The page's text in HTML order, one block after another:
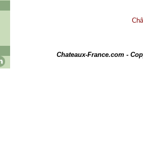
Chateaux-France.com -